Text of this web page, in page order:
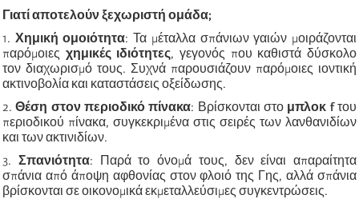
Γιατί αποτελούν ξεχωριστή ομάδα;
1. Χημική ομοιότητα: Τα μέταλλα σπάνιων γαιών μοιράζονται
παρόμοιες χημικές ιδιότητες, γεγονός που καθιστά δύσκολο
τον διαχωρισμό τους. Συχνά παρουσιάζουν παρόμοιες ιοντική
ακτινοβολία και καταστάσεις οξείδωσης.
2.Θέση στον περιοδικό πίνακα: Βρίσκονται στο μπλοκ fτου
περιοδικού πίνακα, συγκεκριμένα στις σειρές των λανθανιδίων
και των ακτινιδίων.
3. Σπανιότητα: Παρά το όνομά τους, δεν είναι απαραίτητα
σπάνια από άποψη αφθονίας στον φλοιό της Γης, αλλά σπάνια
βρίσκονται σε οικονομικά εκμεταλλεύσιμες συγκεντρώσεις.